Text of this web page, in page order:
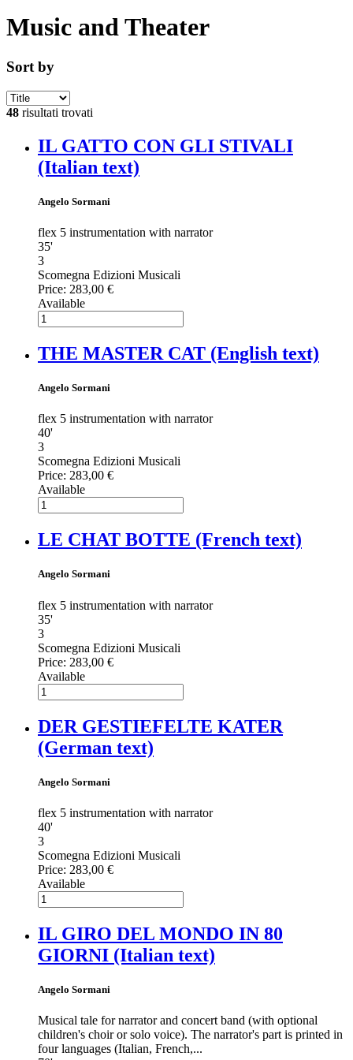
Music and Theater
Sort by
48 risultati trovati
IL GATTO CON GLI STIVALI
(Italian text)
Angelo Sormani
flex 5 instrumentation with narrator
35'
3
Scomegna Edizioni Musicali
Price: 283,00 €
Available
THE MASTER CAT (English text)
Angelo Sormani
flex 5 instrumentation with narrator
40'
3
Scomegna Edizioni Musicali
Price: 283,00 €
Available
LE CHAT BOTTE (French text)
Angelo Sormani
flex 5 instrumentation with narrator
35'
3
Scomegna Edizioni Musicali
Price: 283,00 €
Available
DER GESTIEFELTE KATER
(German text)
Angelo Sormani
flex 5 instrumentation with narrator
40'
3
Scomegna Edizioni Musicali
Price: 283,00 €
Available
IL GIRO DEL MONDO IN 80
GIORNI (Italian text)
Angelo Sormani
Musical tale for narrator and concert band (with optional
children's choir or solo voice). The narrator's part is printed in
four languages (Italian, French,...